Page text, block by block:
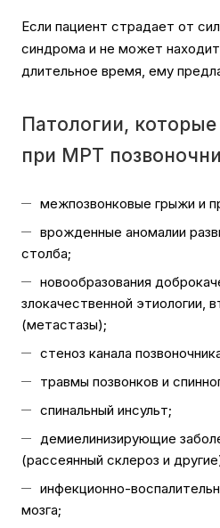
Если пациент страдает от
синдрома и не может
длительное время, ему
Патологии,
при МРТ
межпозвонковые грыжи и
врожденные аномалии
столба;
новообразования
злокачественной этиологии,
(метастазы);
стеноз канала
травмы позвонков и
спинальный инсульт;
демиелинизирующие
(рассеянный склероз и
инфекционно-
мозга;